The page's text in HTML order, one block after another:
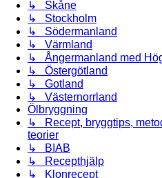
↳ Skåne
↳ Stockholm
↳ Södermanland
↳ Värmland
↳ Ångermanland med
↳ Östergötland
↳ Gotland
↳ Västernorrland
Ölbryggning
↳ Recept, bryggtips,
teorier
↳ BIAB
↳ Recepthjälp
↳ Klonrecept